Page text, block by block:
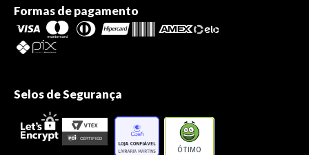
Formas de pagamento
Selos de Segurança
ÓTIMO